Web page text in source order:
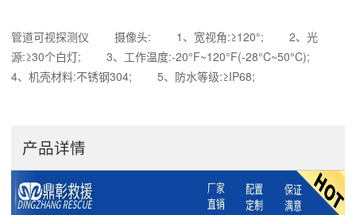
管道可视探测仪 摄像头: 1、宽视角:≥120°; 2、光
源:≥30个白灯; 3、工作温度:-20°F~120°F(-28°C~50°C);
4、机壳材料:不锈钢304; 5、防水等级:≥IP68;
产品详情